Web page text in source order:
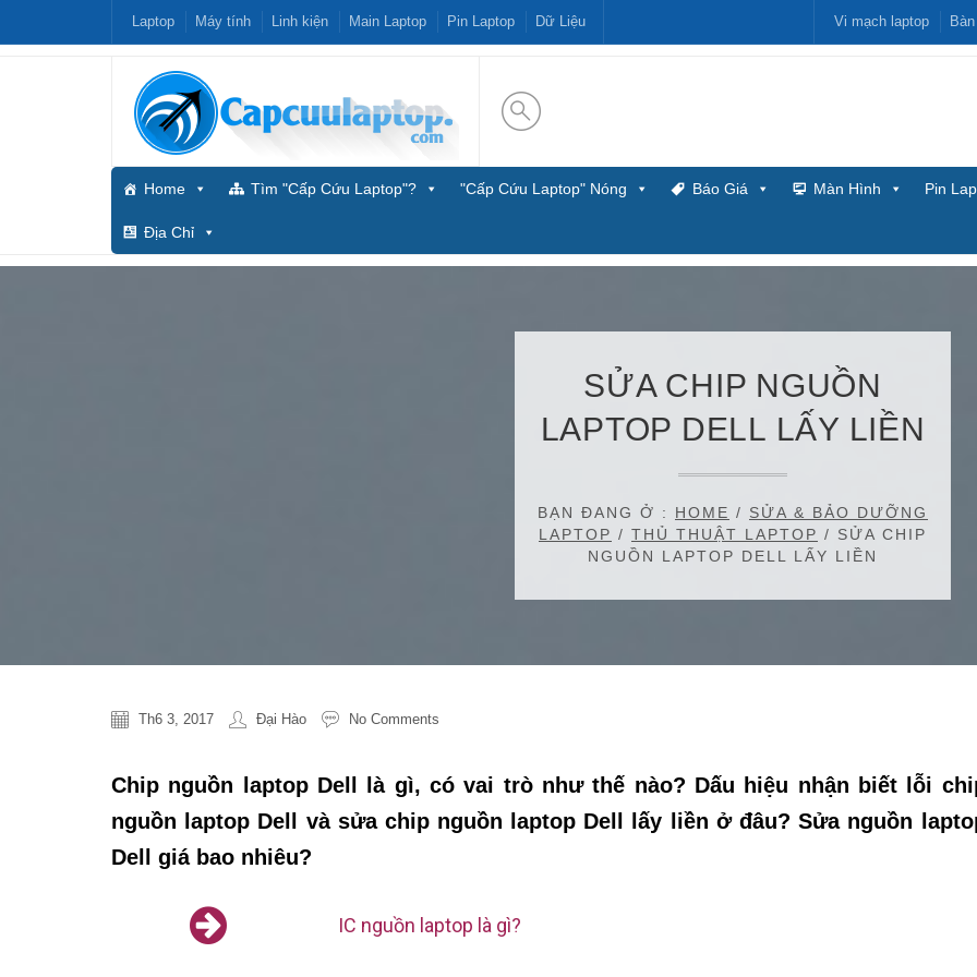
Laptop Máy tính Linh kiện Main Laptop Pin Laptop Dữ Liệu Vi mạch laptop
Home Tìm "Cấp Cứu Laptop"? "Cấp Cứu Laptop" Nóng Báo Giá Màn Hình Pin
Địa Chỉ
SỬA CHIP NGUỒN
LAPTOP DELL LẤY LIỀN
BẠN ĐANG Ở : HOME / SỬA & BẢO DƯỠNG
LAPTOP / THỦ THUẬT LAPTOP / SỬA CHIP
NGUỒN LAPTOP DELL LẤY LIỀN
Th6 3, 2017 Đại Hào No Comments
Chip nguồn laptop Dell là gì, có vai trò như thế nào? Dấu hiệu nhận biết lỗi
nguồn laptop Dell và sửa chip nguồn laptop Dell lấy liền ở đâu? Sửa nguồn
Dell giá bao nhiêu?
IC nguồn laptop là gì?